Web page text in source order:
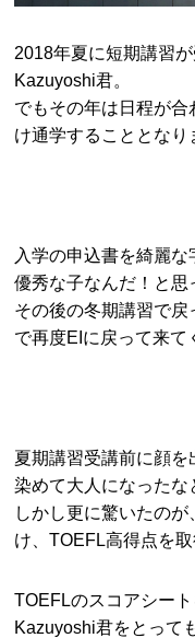
2018年夏に短期講習
Kazuyoshi君。
でもその年は日程が
け通学することとなり
入学の申込書を綺麗
優秀な子なんだ！と思
その後の冬期講習で
で再度EIに戻って来て
夏期講習受講前に顔
染めて大人になったな
しかし更に驚いたの
け、TOEFL高得点を
TOEFLのスコアシー
Kazuyoshi君をとって